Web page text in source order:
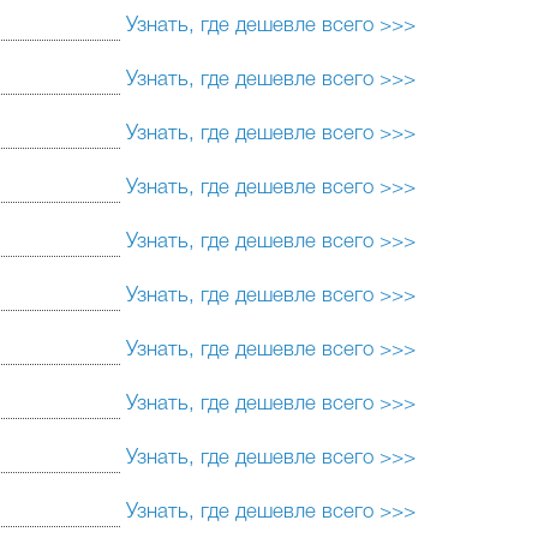
Узнать, где дешевле всего >>>
Узнать, где дешевле всего >>>
Узнать, где дешевле всего >>>
Узнать, где дешевле всего >>>
Узнать, где дешевле всего >>>
Узнать, где дешевле всего >>>
Узнать, где дешевле всего >>>
Узнать, где дешевле всего >>>
Узнать, где дешевле всего >>>
Узнать, где дешевле всего >>>